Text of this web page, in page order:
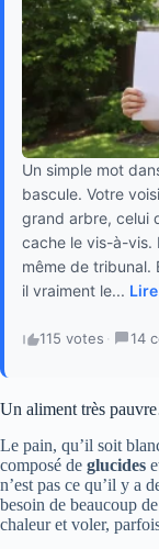
Un simple mot
bascule. Votre
grand arbre, celui
cache le vis-à-vis.
même de tribunal.
il vraiment le...
115 votes · 14
Un aliment très
Le pain, qu’il soit
composé de glucides
n’est pas ce qu’il y a
besoin de beaucoup de
chaleur et voler,